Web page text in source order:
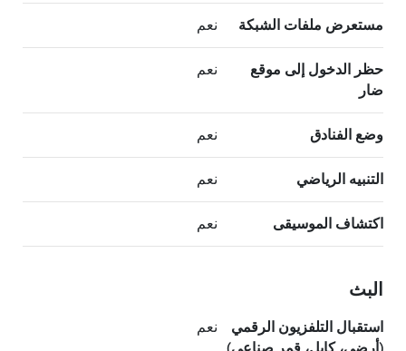
مستعرض ملفات الشبكة نعم
حظر الدخول إلى موقع
ضار
نعم
وضع الفنادق نعم
التنبيه الرياضي نعم
اكتشاف الموسيقى نعم
البث
استقبال التلفزيون الرقمي
نعم